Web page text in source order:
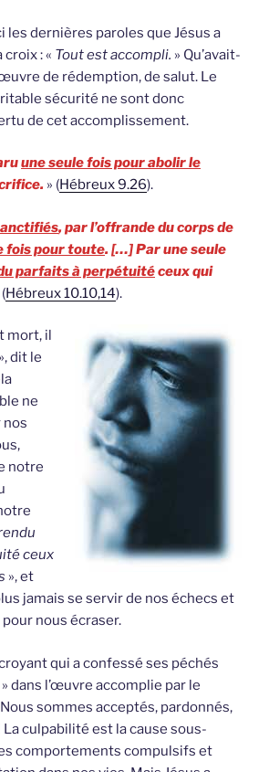
les dernières paroles que Jésus a
: « Tout est accompli. » Qu’avait-
de rédemption, de salut. Le
sécurité ne sont donc
de cet accomplissement.
une seule fois pour abolir le
» (Hébreux 9.26).
, par l’offrande du corps de
fois pour toute. […] Par une seule
parfaits à perpétuitéceux qui
Hébreux 10.10,14).
mort, il
», dit le
ne
nos
notre
ceux
», et
jamais se servir de nos échecs et
nous écraser.
qui a confessé ses péchés
» dans l’œuvre accomplie par le
sommes acceptés, pardonnés,
culpabilité est la cause sous-
comportements compulsifs et